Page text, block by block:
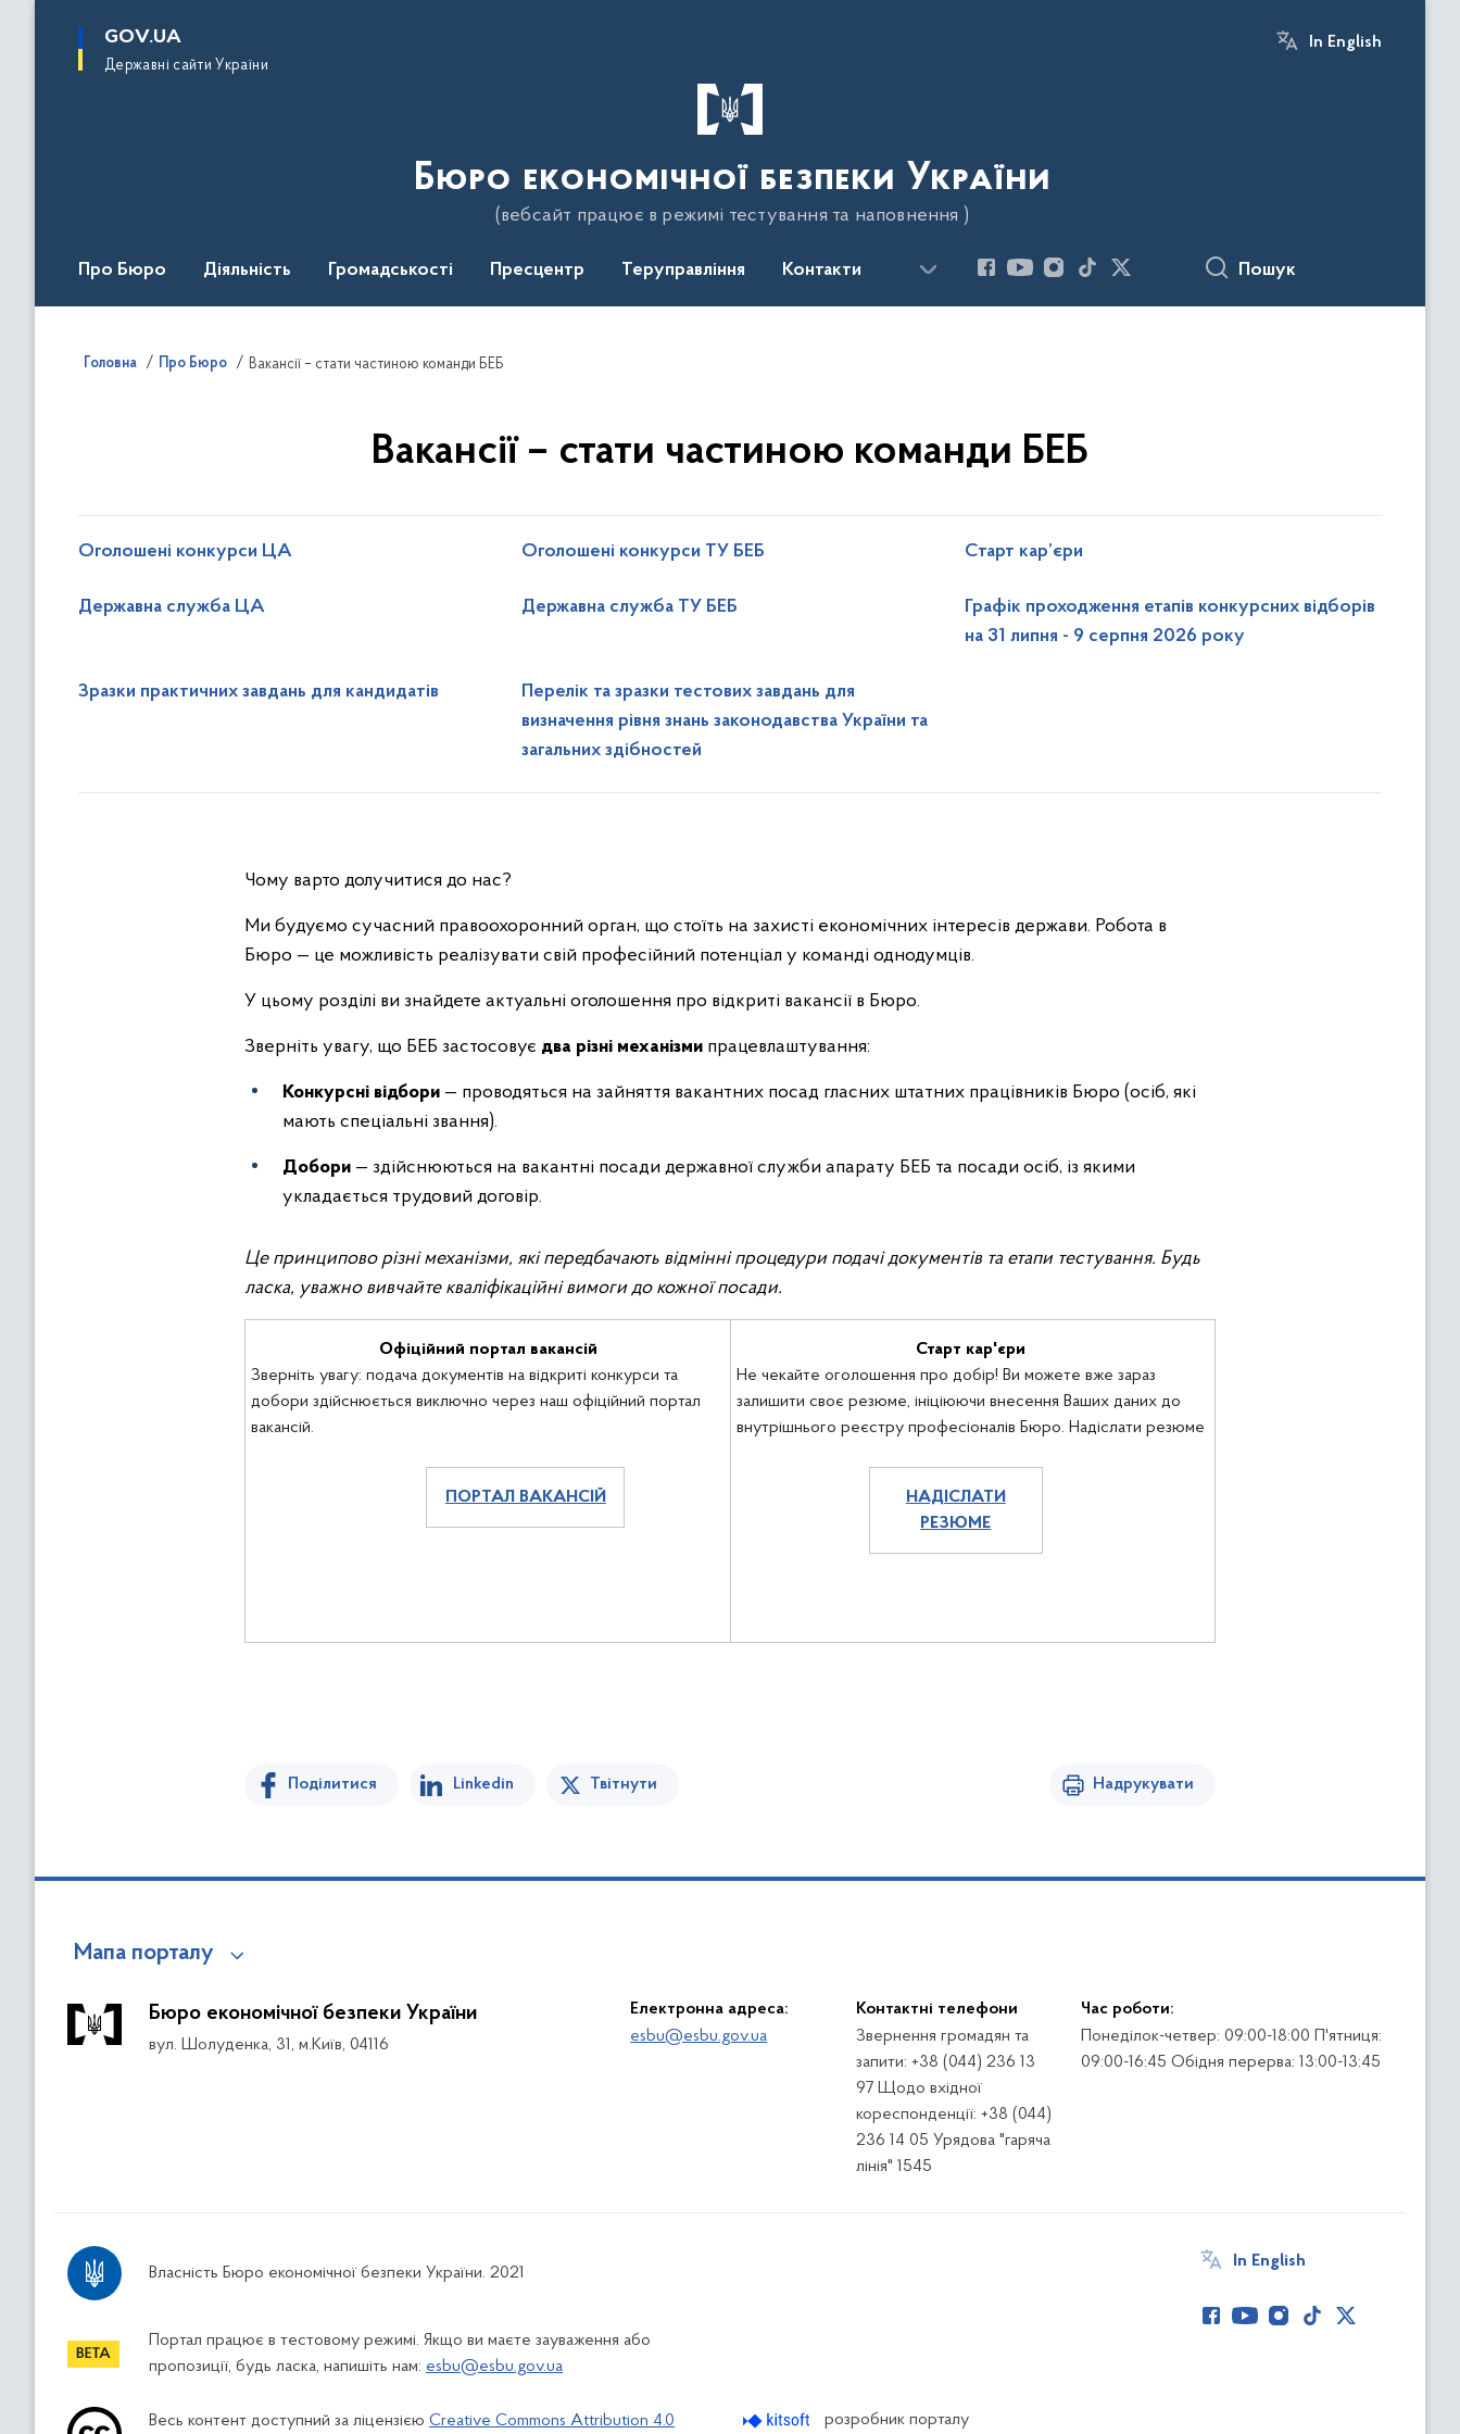
основного
GOV.UA
Державні сайти України
In English
Бюро економічної безпеки України
(вебсайт працює в режимі тестування та наповнення )
Про Бюро Діяльність Громадськості Пресцентр Теруправління Контакти Пошук
Головна Про Бюро Вакансії – стати частиною команди БЕБ
Вакансії – стати частиною команди БЕБ
Оголошені конкурси ЦА Оголошені конкурси ТУ БЕБ Старт кар’єри
Державна служба ЦА Державна служба ТУ БЕБ
Графік проходження етапів конкурсних відборів
на 31 липня - 9 серпня 2026 року
Зразки практичних завдань для кандидатів
Перелік та зразки тестових завдань для
визначення рівня знань законодавства України та
загальних здібностей
Чому варто долучитися до нас?
Ми будуємо сучасний правоохоронний орган, що стоїть на захисті економічних інтересів держави. Робота в
Бюро — це можливість реалізувати свій професійний потенціал у команді однодумців.
У цьому розділі ви знайдете актуальні оголошення про відкриті вакансії в Бюро.
Зверніть увагу, що БЕБ застосовує два різні механізми працевлаштування:
Конкурсні відбори — проводяться на зайняття вакантних посад гласних штатних працівників Бюро (осіб, які
мають спеціальні звання).
Добори — здійснюються на вакантні посади державної служби апарату БЕБ та посади осіб, із якими
укладається трудовий договір.
Це принципово різні механізми, які передбачають відмінні процедури подачі документів та етапи тестування. Будь
ласка, уважно вивчайте кваліфікаційні вимоги до кожної посади.
Офіційний портал вакансій
Зверніть увагу: подача документів на відкриті конкурси та
добори здійснюється виключно через наш офіційний портал
вакансій.
ПОРТАЛ ВАКАНСІЙ
Старт кар'єри
Не чекайте оголошення про добір! Ви можете вже зараз
залишити своє резюме, ініціюючи внесення Ваших даних до
внутрішнього реєстру професіоналів Бюро. Надіслати резюме
НАДІСЛАТИ
РЕЗЮМЕ
Поділитися Linkedin Твітнути Надрукувати
Мапа порталу
Бюро економічної безпеки України
вул. Шолуденка, 31, м.Київ, 04116
Електронна адреса:
esbu@esbu.gov.ua
Контактні телефони
Звернення громадян та
запити: +38 (044) 236 13
97 Щодо вхідної
кореспонденції: +38 (044)
236 14 05 Урядова "гаряча
лінія" 1545
Час роботи:
Понеділок-четвер: 09:00-18:00 П'ятниця:
09:00-16:45 Обідня перерва: 13:00-13:45
Власність Бюро економічної безпеки України. 2021
Портал працює в тестовому режимі. Якщо ви маєте зауваження або
пропозиції, будь ласка, напишіть нам: esbu@esbu.gov.ua
In English
Весь контент доступний за ліцензією Creative Commons Attribution 4.0 розробник порталу